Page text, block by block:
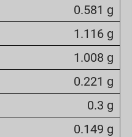
0.581 g
1.116 g
1.008 g
0.221 g
0.3 g
0.149 g